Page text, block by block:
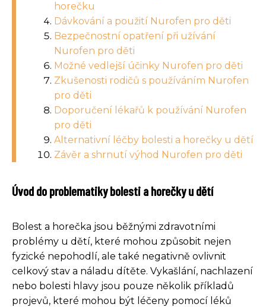
horečku
Dávkování a použití Nurofen pro děti
Bezpečnostní opatření při užívání
Nurofen pro děti
Možné vedlejší účinky Nurofen pro děti
Zkušenosti rodičů s používáním Nurofen
pro děti
Doporučení lékařů k používání Nurofen
pro děti
Alternativní léčby bolesti a horečky u dětí
Závěr a shrnutí výhod Nurofen pro děti
Úvod do problematiky bolesti a horečky u dětí
Bolest a horečka jsou běžnými zdravotními
problémy u dětí, které mohou způsobit nejen
fyzické nepohodlí, ale také negativně ovlivnit
celkový stav a náladu dítěte. Vykašlání, nachlazení
nebo bolesti hlavy jsou pouze několik příkladů
projevů, které mohou být léčeny pomocí léků